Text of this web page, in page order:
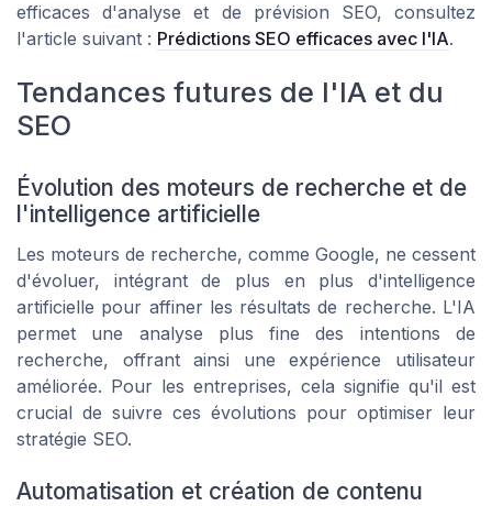
efficaces d'analyse et de prévision SEO, consultez
l'article suivant : Prédictions SEO efficaces avec l'IA.
Tendances futures de l'IA et du
SEO
Évolution des moteurs de recherche et de
l'intelligence artificielle
Les moteurs de recherche, comme Google, ne cessent
d'évoluer, intégrant de plus en plus d'intelligence
artificielle pour affiner les résultats de recherche. L'IA
permet une analyse plus fine des intentions de
recherche, offrant ainsi une expérience utilisateur
améliorée. Pour les entreprises, cela signifie qu'il est
crucial de suivre ces évolutions pour optimiser leur
stratégie SEO.
Automatisation et création de contenu